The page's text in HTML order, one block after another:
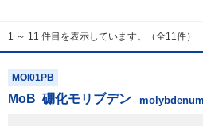
常温常圧で気体であり、弊社では取り扱い
放射性元素または人工元素であり、弊社で
キーワードで
1 ～ 11 件目を表示しています。（全11件）
MOI01PB
MoB 硼化モリブデン